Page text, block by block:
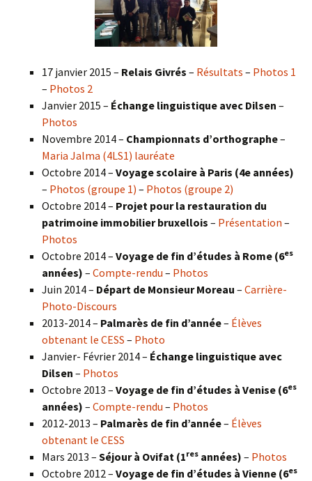
17 janvier 2015 – Relais Givrés – Résultats – Photos 1
– Photos 2
Janvier 2015 – Échange linguistique avec Dilsen –
Photos
Novembre 2014 – Championnats d’orthographe–
Maria Jalma (4LS1) lauréate
Octobre 2014 – Voyage scolaire à Paris (4e années)
– Photos (groupe 1) – Photos (groupe 2)
Octobre 2014 – Projet pour la restauration du
patrimoine immobilier bruxellois – Présentation –
Photos
Octobre 2014 – Voyage de fin d’études à Rome (6es
années) – Compte-rendu – Photos
Juin 2014 – Départ de Monsieur Moreau – Carrière-
Photo-Discours
2013-2014 – Palmarès de fin d’année– Élèves
obtenant le CESS – Photo
Janvier- Février 2014 – Échange linguistique avec
Dilsen – Photos
Octobre 2013 – Voyage de fin d’études à Venise (6es
années) – Compte-rendu – Photos
2012-2013 – Palmarès de fin d’année– Élèves
obtenant le CESS
Mars 2013 – Séjour à Ovifat (1res années) – Photos
Octobre 2012 – Voyage de fin d’études à Vienne (6es